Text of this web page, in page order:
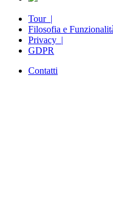
Tour |
Filosofia e
Privacy |
GDPR
Contatti